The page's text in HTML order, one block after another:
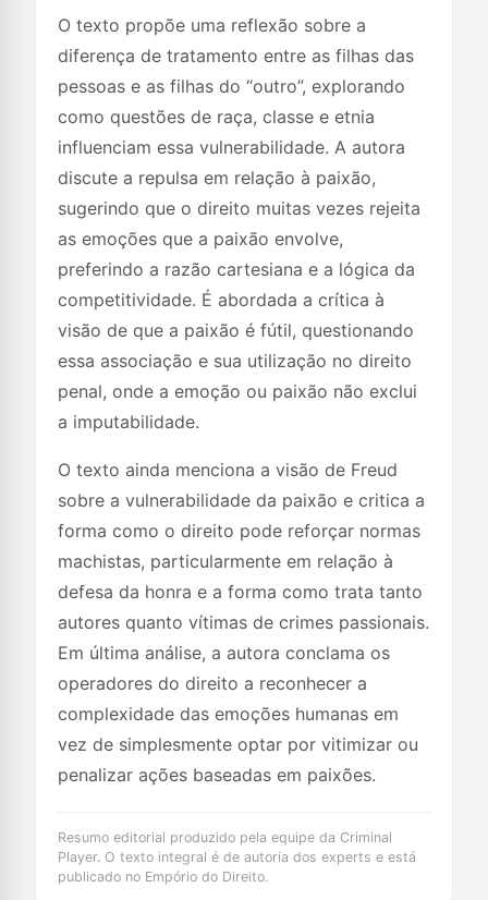
O texto propõe uma reflexão sobre a
diferença de tratamento entre as filhas das
pessoas e as filhas do “outro”, explorando
como questões de raça, classe e etnia
influenciam essa vulnerabilidade. A autora
discute a repulsa em relação à paixão,
sugerindo que o direito muitas vezes rejeita
as emoções que a paixão envolve,
preferindo a razão cartesiana e a lógica da
competitividade. É abordada a crítica à
visão de que a paixão é fútil, questionando
essa associação e sua utilização no direito
penal, onde a emoção ou paixão não exclui
a imputabilidade.
O texto ainda menciona a visão de Freud
sobre a vulnerabilidade da paixão e critica a
forma como o direito pode reforçar normas
machistas, particularmente em relação à
defesa da honra e a forma como trata tanto
autores quanto vítimas de crimes passionais.
Em última análise, a autora conclama os
operadores do direito a reconhecer a
complexidade das emoções humanas em
vez de simplesmente optar por vitimizar ou
penalizar ações baseadas em paixões.
Resumo editorial produzido pela equipe da Criminal
Player. O texto integral é de autoria dos experts e está
publicado no Empório do Direito.